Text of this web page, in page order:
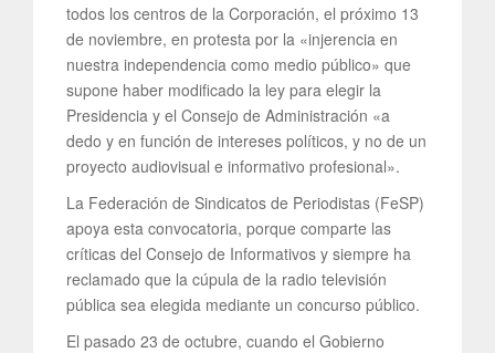
todos los centros de la Corporación, el próximo 13
de noviembre, en protesta por la «injerencia en
nuestra independencia como medio público» que
supone haber modificado la ley para elegir la
Presidencia y el Consejo de Administración «a
dedo y en función de intereses políticos, y no de un
proyecto audiovisual e informativo profesional».
La Federación de Sindicatos de Periodistas (FeSP)
apoya esta convocatoria, porque comparte las
críticas del Consejo de Informativos y siempre ha
reclamado que la cúpula de la radio televisión
pública sea elegida mediante un concurso público.
El pasado 23 de octubre, cuando el Gobierno